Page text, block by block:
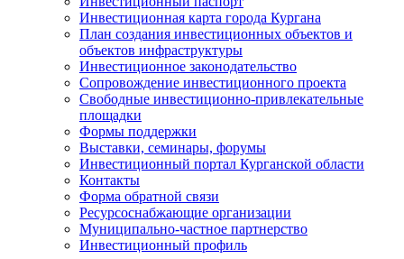
Инвестиционная карта города Кургана
План создания инвестиционных объектов и
объектов инфраструктуры
Инвестиционное законодательство
Сопровождение инвестиционного проекта
Свободные инвестиционно-привлекательные
площадки
Формы поддержки
Выставки, семинары, форумы
Инвестиционный портал Курганской области
Контакты
Форма обратной связи
Ресурсоснабжающие организации
Муниципально-частное партнерство
Инвестиционный профиль